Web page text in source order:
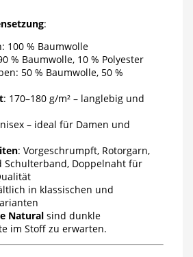
:
100 % Baumwolle
% Baumwolle, 10 % Polyester
50 % Baumwolle, 50 %
: 170–180 g/m² – langlebig und
– ideal für Damen und
: Vorgeschrumpft, Rotorgarn,
Schulterband, Doppelnaht für
in klassischen und
Naturalsind dunkle
im Stoff zu erwarten.